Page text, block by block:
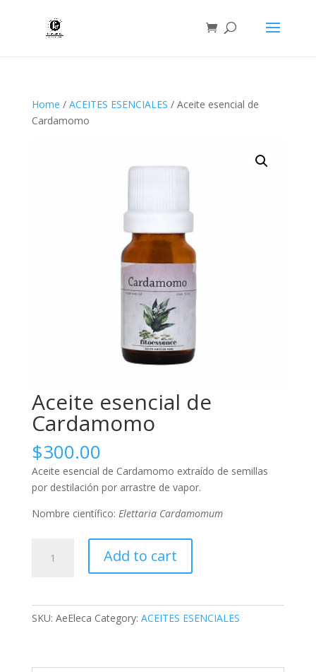
Home / ACEITES ESENCIALES / Aceite esencial de
Cardamomo
Aceite esencial de
Cardamomo
$300.00
Aceite esencial de Cardamomo extraído de semillas
por destilación por arrastre de vapor.
Nombre científico: Elettaria Cardamomum
esencial
Add to cart
SKU: AeEleca Category: ACEITES ESENCIALES